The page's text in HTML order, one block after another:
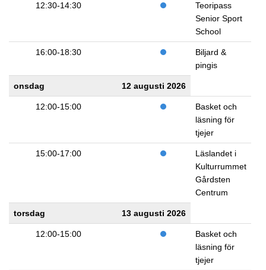
12:30-14:30
Teoripass
Senior Sport
School
16:00-18:30
Biljard &
pingis
onsdag 12 augusti 2026
12:00-15:00
Basket och
läsning för
tjejer
15:00-17:00
Läslandet i
Kulturrummet
Gårdsten
Centrum
torsdag 13 augusti 2026
12:00-15:00
Basket och
läsning för
tjejer